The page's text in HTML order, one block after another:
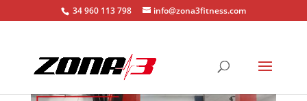
34 960 113 798 info@zona3fitness.com